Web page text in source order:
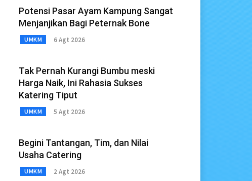
Potensi Pasar Ayam Kampung Sangat
Menjanjikan Bagi Peternak Bone
UMKM 6 Agt 2026
Tak Pernah Kurangi Bumbu meski
Harga Naik, Ini Rahasia Sukses
Katering Tiput
UMKM 5 Agt 2026
Begini Tantangan, Tim, dan Nilai
Usaha Catering
UMKM 2 Agt 2026